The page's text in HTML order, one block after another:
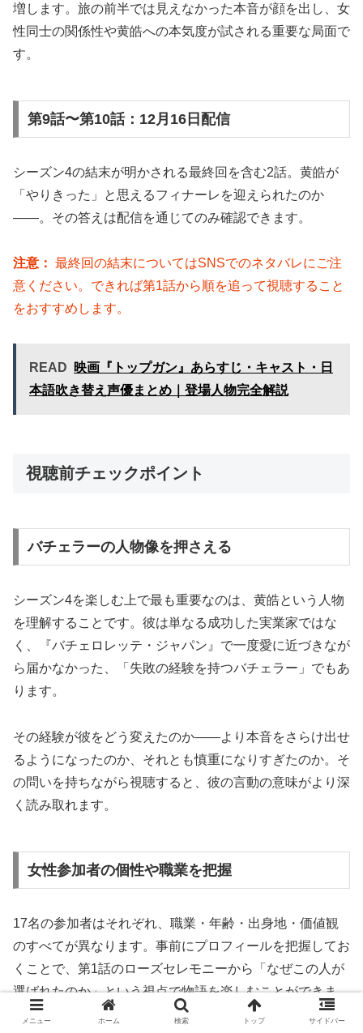
増します。旅の前半では見えなかった本音が顔を出し、女
性同士の関係性や黄皓への本気度が試される重要な局面で
す。
第9話〜第10話：12月16日配信
シーズン4の結末が明かされる最終回を含む2話。黄皓が
「やりきった」と思えるフィナーレを迎えられたのか
——。その答えは配信を通じてのみ確認できます。
注意： 最終回の結末についてはSNSでのネタバレにご注
意ください。できれば第1話から順を追って視聴すること
をおすすめします。
READ
映画『トップガン』あらすじ・キャスト・日
本語吹き替え声優まとめ｜登場人物完全解説
視聴前チェックポイント
バチェラーの人物像を押さえる
シーズン4を楽しむ上で最も重要なのは、黄皓という人物
を理解することです。彼は単なる成功した実業家ではな
く、『バチェロレッテ・ジャパン』で一度愛に近づきなが
ら届かなかった、「失敗の経験を持つバチェラー」でもあ
ります。
その経験が彼をどう変えたのか——より本音をさらけ出せ
るようになったのか、それとも慎重になりすぎたのか。そ
の問いを持ちながら視聴すると、彼の言動の意味がより深
く読み取れます。
女性参加者の個性や職業を把握
17名の参加者はそれぞれ、職業・年齢・出身地・価値観
のすべてが異なります。事前にプロフィールを把握してお
くことで、第1話のローズセレモニーから「なぜこの人が
選ばれたのか」という視点で物語を楽しむことができま
す。
メニュー ホーム 検索 トップ サイドバー